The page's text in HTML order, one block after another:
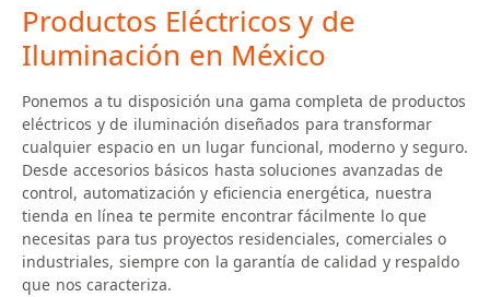
Productos Eléctricos y de
Iluminación en México
Ponemos a tu disposición una gama completa de productos
eléctricos y de iluminación diseñados para transformar
cualquier espacio en un lugar funcional, moderno y seguro.
Desde accesorios básicos hasta soluciones avanzadas de
control, automatización y eficiencia energética, nuestra
tienda en línea te permite encontrar fácilmente lo que
necesitas para tus proyectos residenciales, comerciales o
industriales, siempre con la garantía de calidad y respaldo
que nos caracteriza.